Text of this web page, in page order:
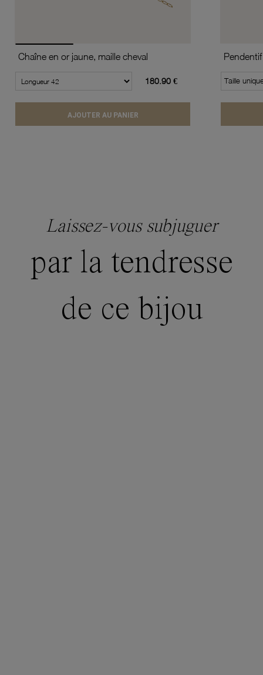
Chaîne en or jaune, maille cheval
180.90 €
AJOUTER AU PANIER
Taille
Laissez-vous subjuguer
par la tendresse
de ce bijou